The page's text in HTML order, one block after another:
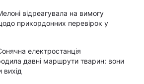
відреагувала на вимогу
щодо прикордонних перевірок у
електростанція
давні маршрути тварин: вони
вихід